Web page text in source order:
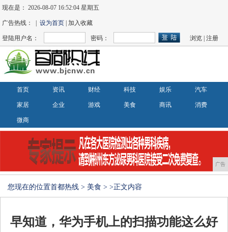
现在是：2026-08-07 16:52:04 星期五
广告热线： |设为首页 | 加入收藏
登陆用户名： 密码： 浏览 |注册
首页 资讯 财经 科技 娱乐 汽车
家居 企业 游戏 美食 商讯 消费
微商
广告
您现在的位置首都热线 > 美食 > >正文内容
早知道，华为手机上的扫描功能这么好